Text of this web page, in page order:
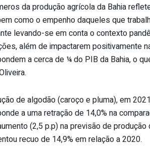
da produção agrícola da Bahia
como o empenho daqueles que
levando-se em conta o contexto
além de impactarem positivamente
a cerca de ¼ do PIB da Bahia, o
de algodão (caroço e pluma), em
a uma retração de 14,0% na
(2,5 p.p) na previsão de
recuo de 14,9% em relação a 2020.